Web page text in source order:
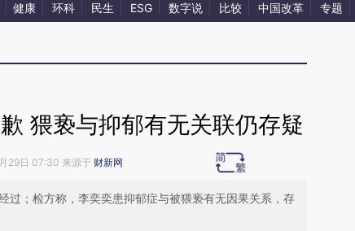
健康 环科 民生 ESG 数字说 比较 中国改革 专题
猥亵与抑郁有无关联仍存疑
29日 07:30 来源于 财新网
过；检方称，李奕奕患抑郁症与被猥亵有无因果关系，存